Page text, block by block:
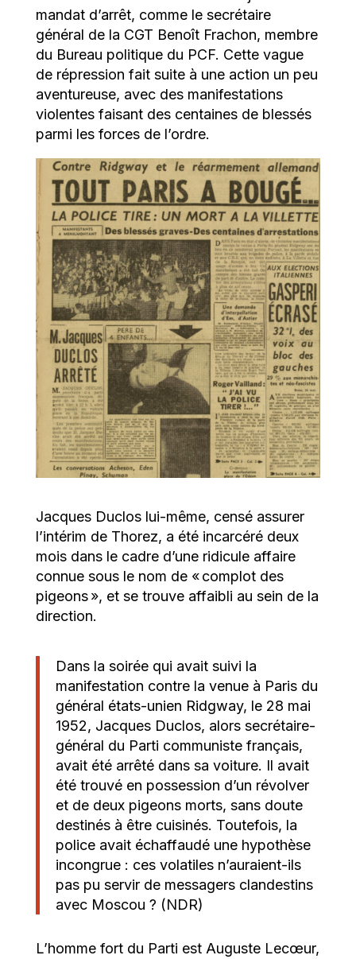
mandat d’arrêt, comme le secrétaire
général de la CGT Benoît Frachon, membre
du Bureau politique du PCF. Cette vague
de répression fait suite à une action un peu
aventureuse, avec des manifestations
violentes faisant des centaines de blessés
parmi les forces de l’ordre.
Jacques Duclos lui-même, censé assurer
l’intérim de Thorez, a été incarcéré deux
mois dans le cadre d’une ridicule affaire
connue sous le nom de « complot des
pigeons », et se trouve affaibli au sein de la
direction.
Dans la soirée qui avait suivi la
manifestation contre la venue à Paris du
général états-unien Ridgway, le 28 mai
1952, Jacques Duclos, alors secrétaire-
général du Parti communiste français,
avait été arrêté dans sa voiture. Il avait
été trouvé en possession d’un révolver
et de deux pigeons morts, sans doute
destinés à être cuisinés. Toutefois, la
police avait échaffaudé une hypothèse
incongrue : ces volatiles n’auraient-ils
pas pu servir de messagers clandestins
avec Moscou ? (NDR)
L’homme fort du Parti est Auguste Lecœur,